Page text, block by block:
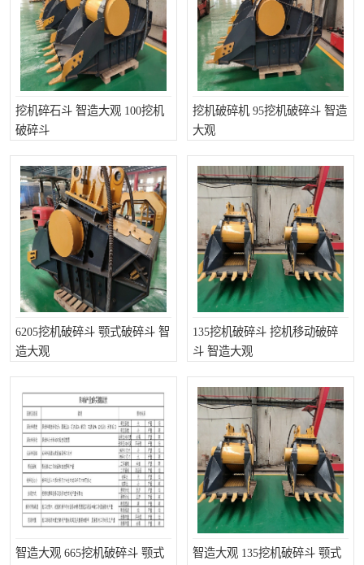
挖机碎石斗 智造大观 100挖机
破碎斗
挖机破碎机 95挖机破碎斗 智造
大观
6205挖机破碎斗 颚式破碎斗 智
造大观
135挖机破碎斗 挖机移动破碎
斗 智造大观
智造大观 665挖机破碎斗 颚式
智造大观 135挖机破碎斗 颚式